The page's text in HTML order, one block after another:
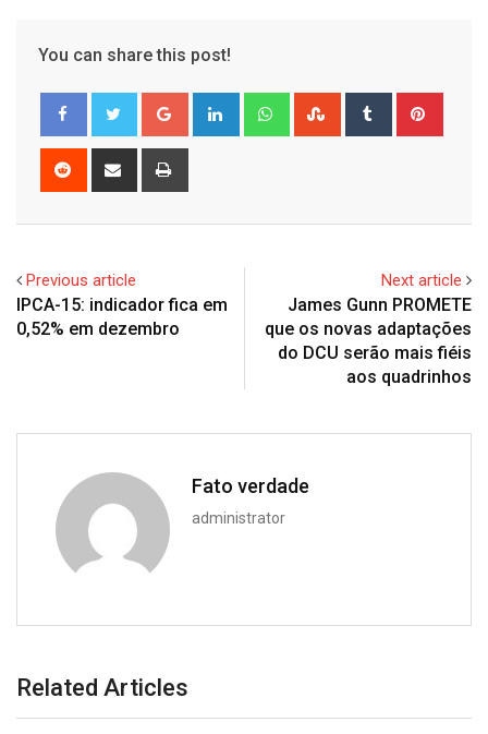
You can share this post!
Google+ LinkedIn WhatsappStumbleUpon
Tumblr
Reddit
Share
Previous article
IPCA-15: indicador fica em
0,52% em dezembro
Next article
James Gunn PROMETE
que os novas adaptações
do DCU serão mais fiéis
aos quadrinhos
Fato verdade
administrator
Related Articles